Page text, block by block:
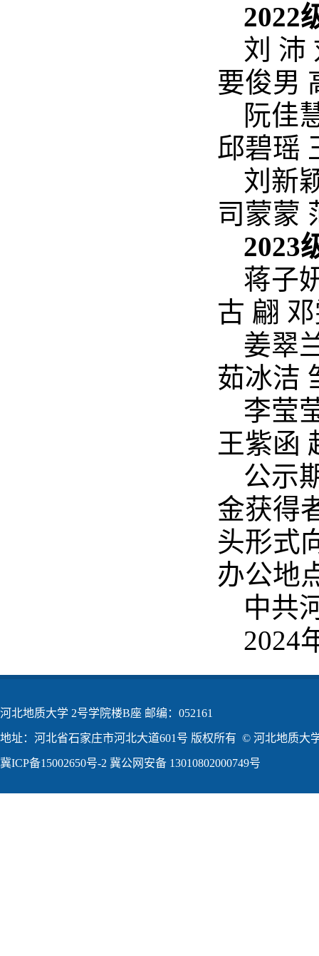
2022
刘 沛
要俊男
阮佳
邱碧瑶
刘新
司蒙蒙
2023
蒋子
古 翩
姜翠
茹冰洁
李莹
王紫函
公示
金获得
头形式
办公地
中共
2024
河北地质大学 2号学院楼B座 邮编：052161
地址：河北省石家庄市河北大道601号 版权所有 © 河北地质大
冀ICP备15002650号-2 冀公网安备 13010802000749号